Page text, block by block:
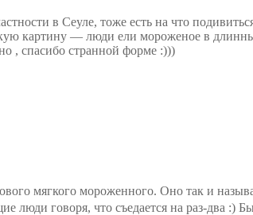
в Сеуле, тоже есть на что
картину — люди ели мороженое в
, спасибо странной форме :)))
мягкого мороженного. Оно так и
говоря, что съедается на раз-два :)